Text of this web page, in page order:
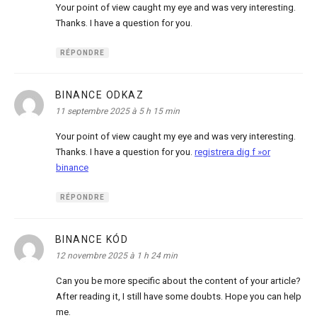
Your point of view caught my eye and was very interesting.
Thanks. I have a question for you.
RÉPONDRE
BINANCE ODKAZ
11 septembre 2025 à 5 h 15 min
Your point of view caught my eye and was very interesting.
Thanks. I have a question for you. registrera dig f »or
binance
RÉPONDRE
BINANCE KÓD
12 novembre 2025 à 1 h 24 min
Can you be more specific about the content of your article?
After reading it, I still have some doubts. Hope you can help
me.